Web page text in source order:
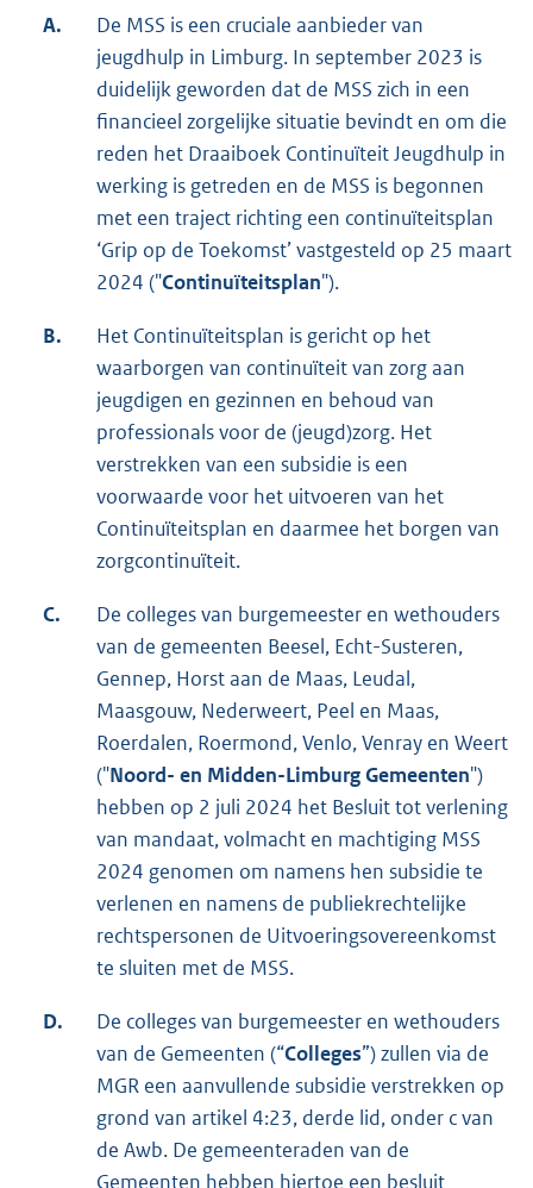
A.
De MSS is een cruciale aanbieder van
jeugdhulp in Limburg. In september 2023 is
duidelijk geworden dat de MSS zich in een
financieel zorgelijke situatie bevindt en om die
reden het Draaiboek Continuïteit Jeugdhulp in
werking is getreden en de MSS is begonnen
met een traject richting een continuïteitsplan
‘Grip op de Toekomst’ vastgesteld op 25 maart
2024 ("Continuïteitsplan").
B.
Het Continuïteitsplan is gericht op het
waarborgen van continuïteit van zorg aan
jeugdigen en gezinnen en behoud van
professionals voor de (jeugd)zorg. Het
verstrekken van een subsidie is een
voorwaarde voor het uitvoeren van het
Continuïteitsplan en daarmee het borgen van
zorgcontinuïteit.
C.
De colleges van burgemeester en wethouders
van de gemeenten Beesel, Echt-Susteren,
Gennep, Horst aan de Maas, Leudal,
Maasgouw, Nederweert, Peel en Maas,
Roerdalen, Roermond, Venlo, Venray en Weert
("Noord- en Midden-Limburg Gemeenten")
hebben op 2 juli 2024 het Besluit tot verlening
van mandaat, volmacht en machtiging MSS
2024 genomen om namens hen subsidie te
verlenen en namens de publiekrechtelijke
rechtspersonen de Uitvoeringsovereenkomst
te sluiten met de MSS.
D.
De colleges van burgemeester en wethouders
van de Gemeenten (“Colleges”) zullen via de
MGR een aanvullende subsidie verstrekken op
grond van artikel 4:23, derde lid, onder c van
de Awb. De gemeenteraden van de
Gemeenten hebben hiertoe een besluit